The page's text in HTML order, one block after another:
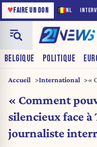
NL
♥FAIRE UN DON
BELGIQUE POLITIQUE
Accueil International
«
« Comment
silencieux face à
journaliste